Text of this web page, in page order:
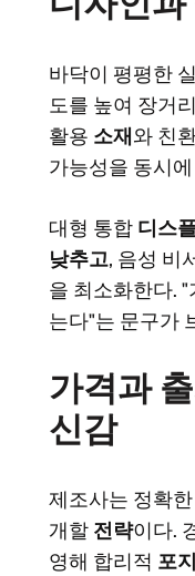
바닥이 평평한
도를 높여 장거리
활용 소재 와 친
가능성을 동시
대형 통합 디스
낮추고, 음성 비
을 최소화한다.
는다"는 문구가
가격과
신감
제조사는 정확한
개할 전략이다.
영해 합리적 포